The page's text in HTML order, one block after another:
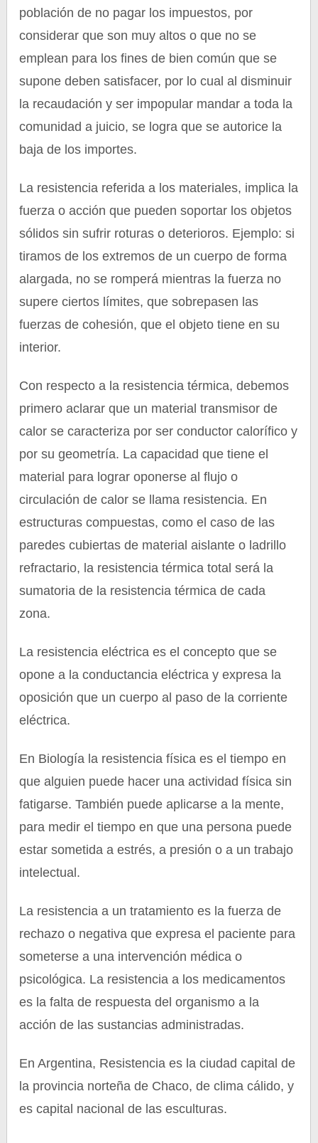
población de no pagar los impuestos, por
considerar que son muy altos o que no se
emplean para los fines de bien común que se
supone deben satisfacer, por lo cual al disminuir
la recaudación y ser impopular mandar a toda la
comunidad a juicio, se logra que se autorice la
baja de los importes.
La resistencia referida a los materiales, implica la
fuerza o acción que pueden soportar los objetos
sólidos sin sufrir roturas o deterioros. Ejemplo: si
tiramos de los extremos de un cuerpo de forma
alargada, no se romperá mientras la fuerza no
supere ciertos límites, que sobrepasen las
fuerzas de cohesión, que el objeto tiene en su
interior.
Con respecto a la resistencia térmica, debemos
primero aclarar que un material transmisor de
calor se caracteriza por ser conductor calorífico y
por su geometría. La capacidad que tiene el
material para lograr oponerse al flujo o
circulación de calor se llama resistencia. En
estructuras compuestas, como el caso de las
paredes cubiertas de material aislante o ladrillo
refractario, la resistencia térmica total será la
sumatoria de la resistencia térmica de cada
zona.
La resistencia eléctrica es el concepto que se
opone a la conductancia eléctrica y expresa la
oposición que un cuerpo al paso de la corriente
eléctrica.
En Biología la resistencia física es el tiempo en
que alguien puede hacer una actividad física sin
fatigarse. También puede aplicarse a la mente,
para medir el tiempo en que una persona puede
estar sometida a estrés, a presión o a un trabajo
intelectual.
La resistencia a un tratamiento es la fuerza de
rechazo o negativa que expresa el paciente para
someterse a una intervención médica o
psicológica. La resistencia a los medicamentos
es la falta de respuesta del organismo a la
acción de las sustancias administradas.
En Argentina, Resistencia es la ciudad capital de
la provincia norteña de Chaco, de clima cálido, y
es capital nacional de las esculturas.